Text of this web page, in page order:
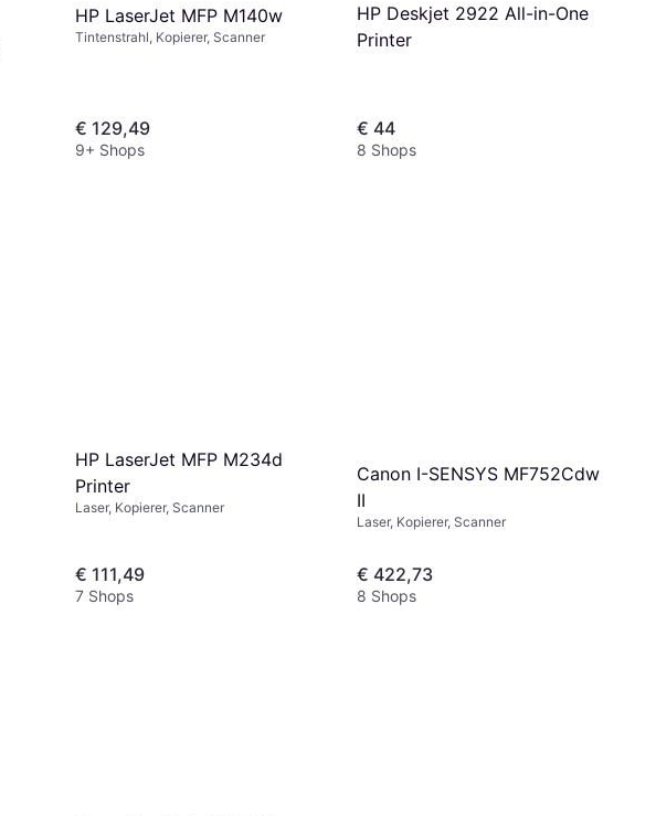
HP LaserJet MFP M140w
Tintenstrahl, Kopierer, Scanner
€ 129,49
9+ Shops
HP Deskjet 2922 All-in-One
Printer
€ 44
8 Shops
HP LaserJet MFP M234d
Printer
Laser, Kopierer, Scanner
€ 111,49
7 Shops
Canon I-SENSYS MF752Cdw
II
Laser, Kopierer, Scanner
€ 422,73
8 Shops